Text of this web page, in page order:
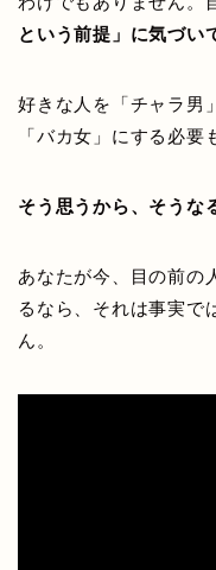
という前提」に気づい
好きな人を「チャラ男
「バカ女」にする必要
そう思うから、そうな
あなたが今、目の前の
るなら、それは事実で
ん。